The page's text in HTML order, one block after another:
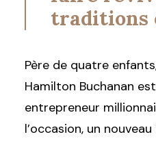
traditions
Père de quatre
Hamilton Buchanan
entrepreneur
l’occasion, un